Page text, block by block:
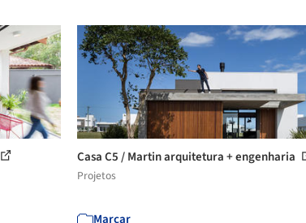
Casa C5 / Martin arquitetura + engenharia
Projetos
Marcar